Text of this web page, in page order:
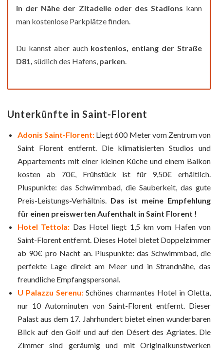
in der Nähe der Zitadelle oder des Stadions kann
man kostenlose Parkplätze finden.
Du kannst aber auch kostenlos, entlang der Straße
D81, südlich des Hafens, parken
Unterkünfte in Saint-Florent
Adonis Saint-Florent: Liegt 600 Meter vom Zentrum von
Saint Florent entfernt. Die klimatisierten Studios und
Appartements mit einer kleinen Küche und einem Balkon
kosten ab 70€, Frühstück ist für 9,50€ erhältlich.
Pluspunkte: das Schwimmbad, die Sauberkeit, das gute
Preis-Leistungs-Verhältnis. Das ist meine Empfehlung
für einen preiswerten Aufenthalt in Saint Florent !
Hotel Tettola: Das Hotel liegt 1,5 km vom Hafen von
Saint-Florent entfernt. Dieses Hotel bietet Doppelzimmer
ab 90€ pro Nacht an. Pluspunkte: das Schwimmbad, die
perfekte Lage direkt am Meer und in Strandnähe, das
freundliche Empfangspersonal.
U Palazzu Serenu: Schönes charmantes Hotel in Oletta,
nur 10 Autominuten von Saint-Florent entfernt. Dieser
Palast aus dem 17. Jahrhundert bietet einen wunderbaren
Blick auf den Golf und auf den Désert des Agriates. Die
Zimmer sind geräumig und mit Originalkunstwerken